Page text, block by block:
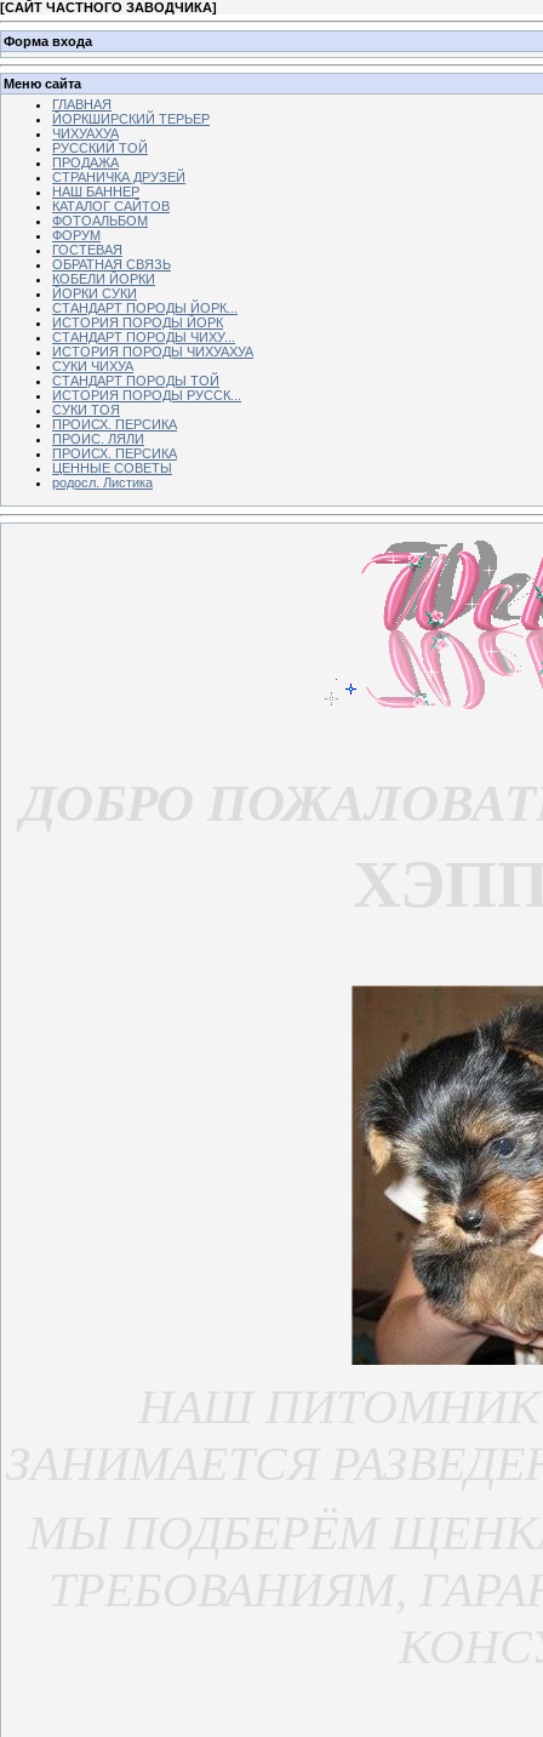
[САЙТ ЧАСТНОГО ЗАВОДЧИКА]
Форма входа
Меню сайта
ГЛАВНАЯ
ЙОРКШИРСКИЙ ТЕРЬЕР
ЧИХУАХУА
РУССКИЙ ТОЙ
ПРОДАЖА
СТРАНИЧКА ДРУЗЕЙ
НАШ БАННЕР
КАТАЛОГ САЙТОВ
ФОТОАЛЬБОМ
ФОРУМ
ГОСТЕВАЯ
ОБРАТНАЯ СВЯЗЬ
КОБЕЛИ ЙОРКИ
ЙОРКИ СУКИ
СТАНДАРТ ПОРОДЫ ЙОРК...
ИСТОРИЯ ПОРОДЫ ЙОРК
СТАНДАРТ ПОРОДЫ ЧИХУ...
ИСТОРИЯ ПОРОДЫ ЧИХУАХУА
СУКИ ЧИХУА
СТАНДАРТ ПОРОДЫ ТОЙ
ИСТОРИЯ ПОРОДЫ РУССК...
СУКИ ТОЯ
ПРОИСХ. ПЕРСИКА
ПРОИС. ЛЯЛИ
ПРОИСХ. ПЕРСИКА
ЦЕННЫЕ СОВЕТЫ
родосл. Листика
ДОБРО
НАШ
ЗАНИМАЕТСЯ
МЫ ПОДБЕРЁМ
ТРЕБОВАНИЯМ,